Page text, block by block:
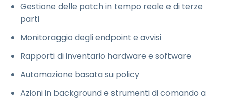
Gestione delle patch in tempo reale e di terze
parti
Monitoraggio degli endpoint e avvisi
Rapporti di inventario hardware e software
Automazione basata su policy
Azioni in background e strumenti di comando a